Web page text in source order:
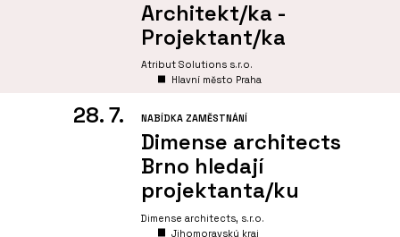
Architekt/ka -
Projektant/ka
Atribut Solutions s.r.o.
Hlavní město Praha
28. 7. NABÍDKA ZAMĚSTNÁNÍ
Dimense architects
Brno hledají
projektanta/ku
Dimense architects, s.r.o.
Jihomoravský kraj